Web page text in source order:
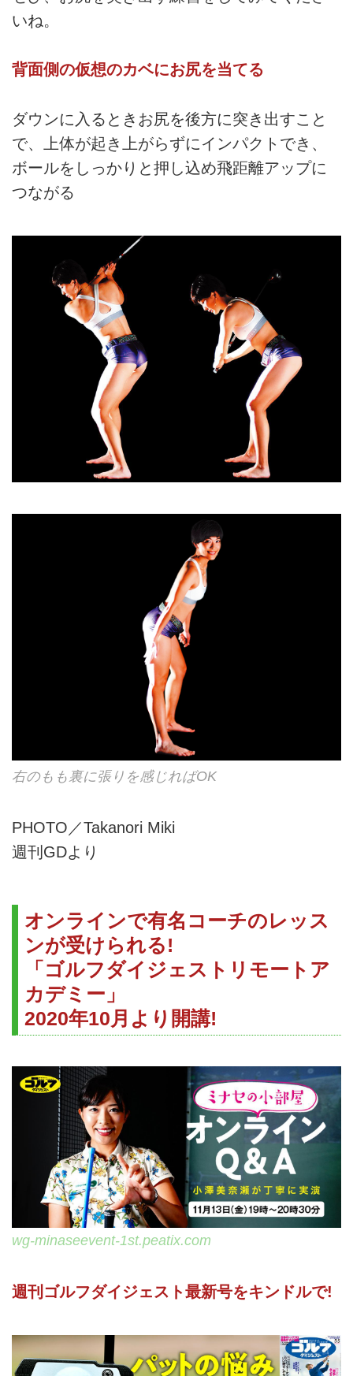
いね。
背面側の仮想のカベにお尻を当てる
ダウンに入るときお尻を後方に突き出すこと
で、上体が起き上がらずにインパクトでき、
ボールをしっかりと押し込め飛距離アップに
つながる
右のもも裏に張りを感じればOK
PHOTO／Takanori Miki
週刊GDより
オンラインで有名コーチのレッス
ンが受けられる!
「ゴルフダイジェストリモートア
カデミー」
2020年10月より開講!
wg-minaseevent-1st.peatix.com
週刊ゴルフダイジェスト最新号をキンドルで!